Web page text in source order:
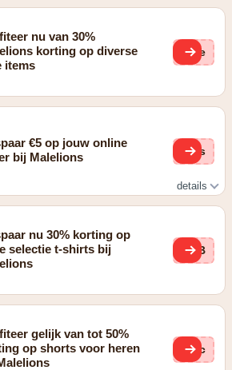
nu van 30%
korting op diverse
items
(ge
€5 op jouw online
bij Malelions
65s
details
nu 30% korting op
selectie t-shirts bij
NzB
gelijk van tot 50%
op shorts voor heren
6Cc